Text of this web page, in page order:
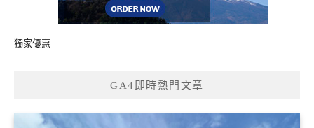
獨家優惠
GA4即時熱門文章